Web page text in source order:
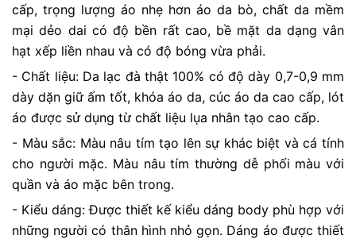
cấp, trọng lượng áo nhẹ hơn áo da bò, chất da mềm
mại dẻo dai có độ bền rất cao, bề mặt da dạng vân
hạt xếp liền nhau và có độ bóng vừa phải.
- Chất liệu: Da lạc đà thật 100% có độ dày 0,7-0,9 mm
dày dặn giữ ấm tốt, khóa áo da, cúc áo da cao cấp, lót
áo được sử dụng từ chất liệu lụa nhân tạo cao cấp.
- Màu sắc: Màu nâu tím tạo lên sự khác biệt và cá tính
cho người mặc. Màu nâu tím thường dễ phối màu với
quần và áo mặc bên trong.
- Kiểu dáng: Được thiết kếkiểu dáng body phù hợp với
những người có thân hình nhỏ gọn. Dáng áo được thiết